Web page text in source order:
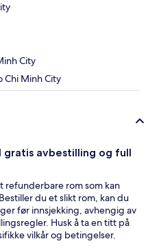
City
Chi Minh City
gratis avbestilling og full
refunderbare rom som kan
du et slikt rom, kan du
før innsjekking, avhengig av
Husk å ta en titt på
vilkår og betingelser.